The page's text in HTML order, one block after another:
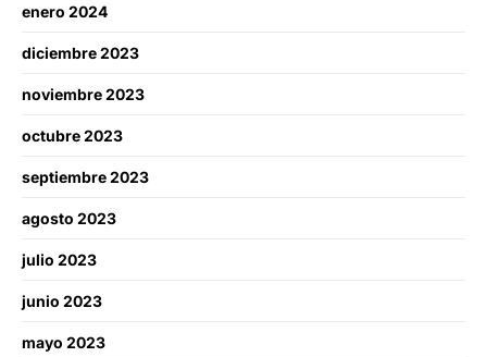
enero 2024
diciembre 2023
noviembre 2023
octubre 2023
septiembre 2023
agosto 2023
julio 2023
junio 2023
mayo 2023